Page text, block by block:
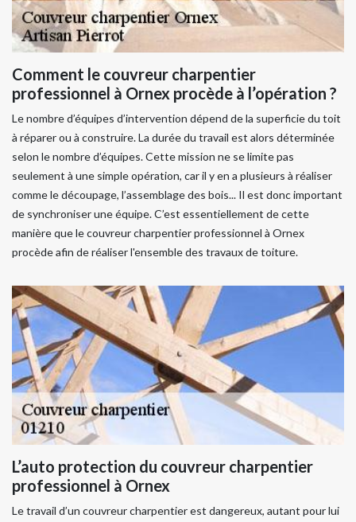
Comment le couvreur charpentier
professionnel à Ornex procède à l’opération ?
Le nombre d’équipes d’intervention dépend de la superficie du toit
à réparer ou à construire. La durée du travail est alors déterminée
selon le nombre d’équipes. Cette mission ne se limite pas
seulement à une simple opération, car il y en a plusieurs à réaliser
comme le découpage, l’assemblage des bois... Il est donc important
de synchroniser une équipe. C’est essentiellement de cette
manière que le couvreur charpentier professionnel à Ornex
procède afin de réaliser l'ensemble des travaux de toiture.
L’auto protection du couvreur charpentier
professionnel à Ornex
Le travail d’un couvreur charpentier est dangereux, autant pour lui